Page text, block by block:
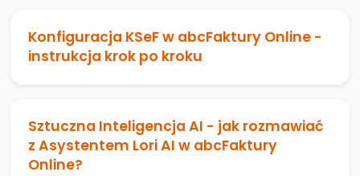
Konfiguracja KSeF w abcFaktury Online -
instrukcja krok po kroku
Sztuczna Inteligencja AI - jak rozmawiać
z Asystentem Lori AI w abcFaktury
Online?